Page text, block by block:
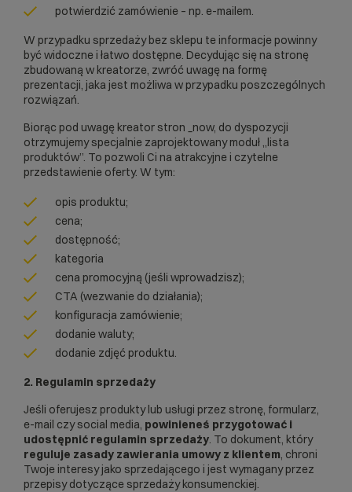
potwierdzić zamówienie – np. e-mailem.
W przypadku sprzedaży bez sklepu te informacje powinny
być widoczne i łatwo dostępne. Decydując się na stronę
zbudowaną w kreatorze, zwróć uwagę na formę
prezentacji, jaka jest możliwa w przypadku poszczególnych
rozwiązań.
Biorąc pod uwagę kreator stron _now, do dyspozycji
otrzymujemy specjalnie zaprojektowany moduł „lista
produktów”. To pozwoli Ci na atrakcyjne i czytelne
przedstawienie oferty. W tym:
opis produktu;
cena;
dostępność;
kategoria
cena promocyjną (jeśli wprowadzisz);
CTA (wezwanie do działania);
konfiguracja zamówienie;
dodanie waluty;
dodanie zdjęć produktu.
2. Regulamin sprzedaży
Jeśli oferujesz produkty lub usługi przez stronę, formularz,
e-mail czy social media, powinieneś przygotować i
udostępnić regulamin sprzedaży. To dokument, który
reguluje zasady zawierania umowy z klientem, chroni
Twoje interesy jako sprzedającego i jest wymagany przez
przepisy dotyczące sprzedaży konsumenckiej.